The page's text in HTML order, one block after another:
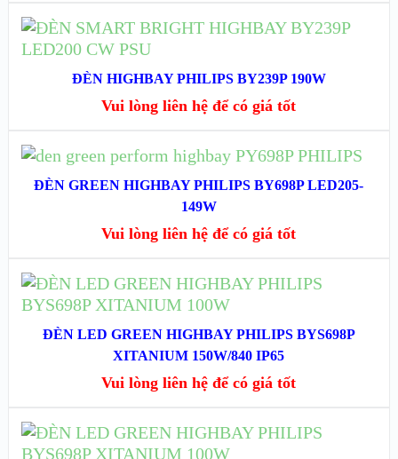
XEM NHANH
ĐỌC TIẾP
ĐÈN HIGHBAY PHILIPS BY239P 190W
Vui lòng liên hệ để có giá tốt
XEM NHANH
ĐỌC TIẾP
ĐÈN GREEN HIGHBAY PHILIPS BY698P LED205-
149W
Vui lòng liên hệ để có giá tốt
XEM NHANH
XEM CHI TIẾT
ĐỌC TIẾP
ĐÈN LED GREEN HIGHBAY PHILIPS BYS698P
XITANIUM 150W/840 IP65
Vui lòng liên hệ để có giá tốt
ĐỌC TIẾP